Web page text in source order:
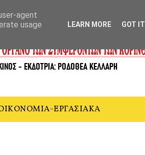
ΕΡΓΑΣΙΑΚΑ
agent
usage
LEARN MORE GOT IT